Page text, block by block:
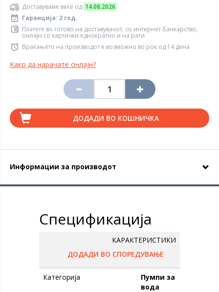
Доставуваме веќе од 14.08.2026
Гаранција: 2 год.
Платете во готово на доставувачот, со интернет банкарство,
онлајн со картички еднократно и на рати
Враќањето на производот е возможно во рок од 14 дена
Како да нарачате онлајн?
ДОДАДИ ВО КОШНИЧКА
Информации за производот
Спецификација
КАРАКТЕРИСТИКИ
ДОДАДИ ВО СПОРЕДУВАЊЕ
Категорија
Пумпи за
вода